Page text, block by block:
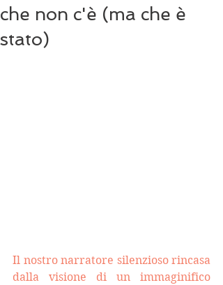
che non c'è (ma che è
stato)
Il nostro narratore silenzioso rincasa
dalla visione di un immaginifico